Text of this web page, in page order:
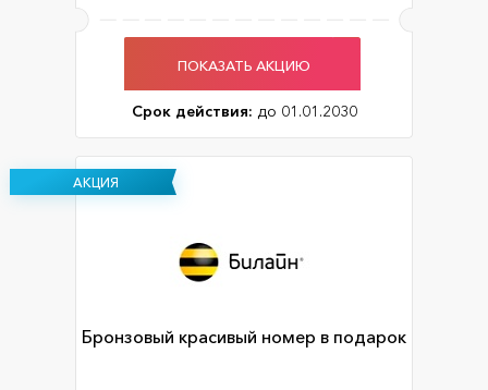
ПОКАЗАТЬ АКЦИЮ
Срок действия: до 01.01.2030
АКЦИЯ
Бронзовый красивый номер в подарок